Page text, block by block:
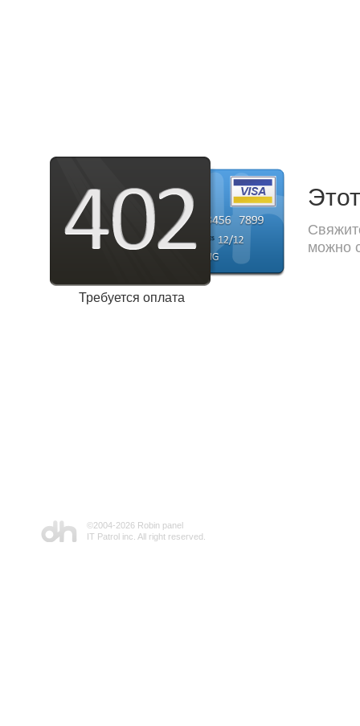
Требуется оплата
можно
©2004-2026 Robin panel
IT Patrol inc. All right reserved.